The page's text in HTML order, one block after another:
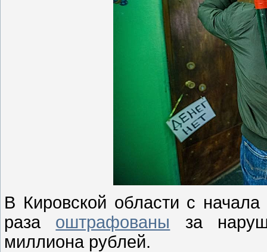
В Кировской области с начала
раза оштрафованы за
миллиона рублей.